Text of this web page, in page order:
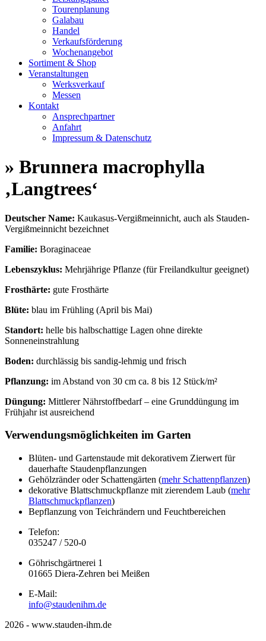
Tourenplanung
Galabau
Handel
Verkaufsförderung
Wochenangebot
Sortiment & Shop
Veranstaltungen
Werksverkauf
Messen
Kontakt
Ansprechpartner
Anfahrt
Impressum & Datenschutz
» Brunnera macrophylla
‚Langtrees‘
Deutscher Name: Kaukasus-Vergißmeinnicht, auch als Stauden-
Vergißmeinnicht bezeichnet
Familie: Boraginaceae
Lebenszyklus: Mehrjährige Pflanze (für Freilandkultur geeignet)
Frosthärte: gute Frosthärte
Blüte: blau im Frühling (April bis Mai)
Standort: helle bis halbschattige Lagen ohne direkte
Sonneneinstrahlung
Boden: durchlässig bis sandig-lehmig und frisch
Pflanzung: im Abstand von 30 cm ca. 8 bis 12 Stück/m²
Düngung: Mittlerer Nährstoffbedarf – eine Grunddüngung im
Frühjahr ist ausreichend
Verwendungsmöglichkeiten im Garten
Blüten- und Gartenstaude mit dekorativem Zierwert für
dauerhafte Staudenpflanzungen
Gehölzränder oder Schattengärten (mehr Schattenpflanzen)
dekorative Blattschmuckpflanze mit zierendem Laub (mehr
Blattschmuckpflanzen)
Bepflanzung von Teichrändern und Feuchtbereichen
Telefon:
035247 / 520-0
Göhrischgärtnerei 1
01665 Diera-Zehren bei Meißen
E-Mail:
info@staudenihm.de
2026 - www.stauden-ihm.de